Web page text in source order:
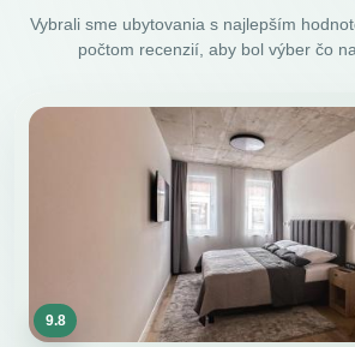
Vybrali sme ubytovania s najlepším
počtom recenzií, aby bol výber čo
9.8